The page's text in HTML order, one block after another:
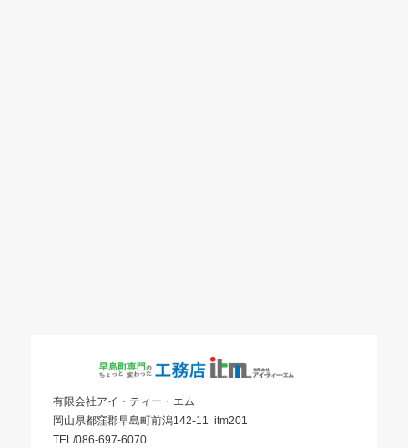
有限会社アイ・ティー・エム
岡山県都窪郡早島町前潟142-11 itm201
TEL/086-697-6070